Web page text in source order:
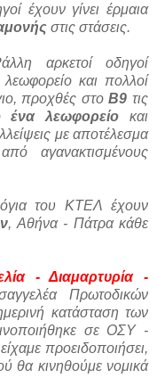
έχουν γίνει έρμαια
στις στάσεις.
αρκετοί οδηγοί
και πολλοί
προχθές στοΒ9 τις
ένα λεωφορείο και
με αποτέλεσμα
αγανακτισμένους
του ΚΤΕΛ έχουν
, Αθήνα - Πάτρα κάθε
- Διαμαρτυρία -
Πρωτοδικών
κατάσταση των
σε ΟΣΥ -
προειδοποιήσει,
θα κινηθούμε νομικά